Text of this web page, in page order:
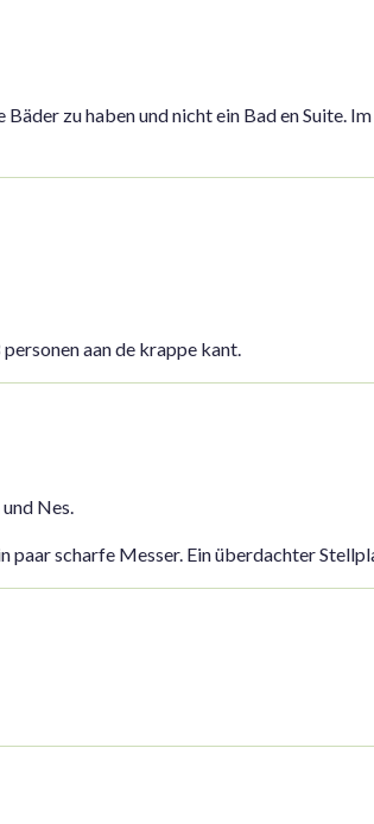
zu haben und nicht ein Bad en Suite.
aan de krappe kant.
Nes.
paar scharfe Messer. Ein überdachter